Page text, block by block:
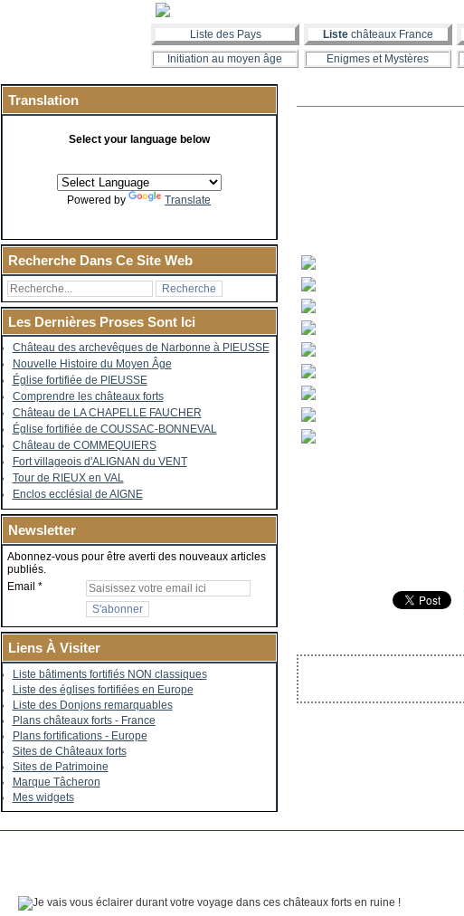
Liste des Pays Liste châteaux France
Initiation au moyen âge
Enigmes et Mystères
Translation
Select your language below
Powered by Translate
Recherche Dans Ce Site Web
Les Dernières Proses Sont Ici
Château des archevêques de Narbonne à PIEUSSE
Nouvelle Histoire du Moyen Âge
Église fortifiée de PIEUSSE
Comprendre les châteaux forts
Château de LA CHAPELLE FAUCHER
Église fortifiée de COUSSAC-BONNEVAL
Château de COMMEQUIERS
Fort villageois d'ALIGNAN du VENT
Tour de RIEUX en VAL
Enclos ecclésial de AIGNE
Newsletter
Abonnez-vous pour être averti des nouveaux articles
publiés.
Email
Liens À Visiter
Liste bâtiments fortifiés NON classiques
Liste des églises fortifiées en Europe
Liste des Donjons remarquables
Plans châteaux forts - France
Plans fortifications - Europe
Sites de Châteaux forts
Sites de Patrimoine
Marque Tâcheron
Mes widgets